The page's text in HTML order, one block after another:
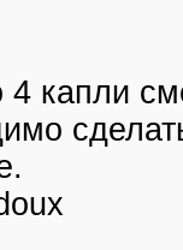
4 капли